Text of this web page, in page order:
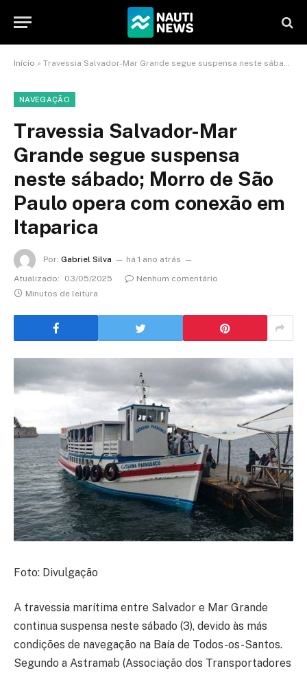
Início » Travessia Salvador-Mar Grande segue suspensa neste sábado; Morro de São Paulo opera com conexão em Itaparica
NAVEGAÇÃO
Travessia Salvador-Mar
Grande segue suspensa
neste sábado; Morro de São
Paulo opera com conexão em
Itaparica
Por: Gabriel Silva
há 1 ano atrás
Atualizado:
03/05/2025
Nenhum comentário
Minutos de leitura
Foto: Divulgação
A travessia marítima entre Salvador e Mar Grande
continua suspensa neste sábado (3), devido às más
condições de navegação na Baía de Todos-os-Santos.
Segundo a Astramab (Associação dos Transportadores